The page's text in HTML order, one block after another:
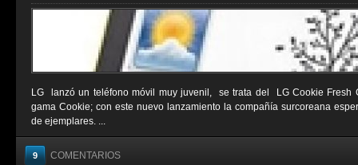
LG lanzó un teléfono móvil muy juvenil, se trata del LG Cookie Fresh
gama Cookie; con este nuevo lanzamiento la compañía surcoreana
de ejemplares. ...
9 COMENTARIOS